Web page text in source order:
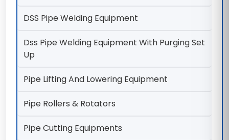
DSS Pipe Welding Equipment
Dss Pipe Welding Equipment With Purging Set
Up
Pipe Lifting And Lowering Equipment
Pipe Rollers & Rotators
Pipe Cutting Equipments